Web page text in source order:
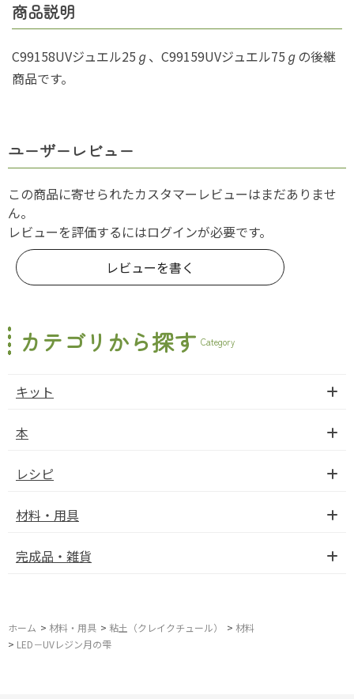
商品説明
C99158UVジュエル25ℊ、C99159UVジュエル75ℊの後継
商品です。
ユーザーレビュー
この商品に寄せられたカスタマーレビューはまだありませ
ん。
レビューを評価するにはログインが必要です。
レビューを書く
カテゴリから探す Category
キット
本
レシピ
材料・用具
完成品・雑貨
ホーム > 材料・用具 > 粘土（クレイクチュール） > 材料
> LED－UVレジン月の雫